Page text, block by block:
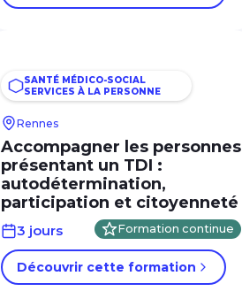
SANTÉ MÉDICO-SOCIAL
SERVICES À LA PERSONNE
Rennes
Accompagner les personnes
présentant un TDI :
autodétermination,
participation et citoyenneté
3 jours Formation continue
Découvrir cette formation